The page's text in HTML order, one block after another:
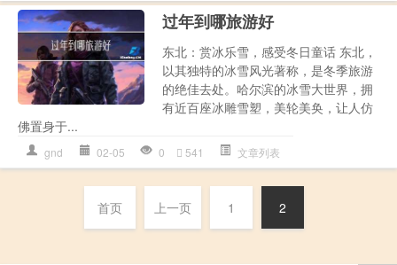
过年到哪旅游好
东北：赏冰乐雪，感受冬日童话 东北，
以其独特的冰雪风光著称，是冬季旅游
的绝佳去处。哈尔滨的冰雪大世界，拥
有近百座冰雕雪塑，美轮美奂，让人仿
佛置身于...
gnd 02-05 0 541 文章列表
首页 上一页 1 2